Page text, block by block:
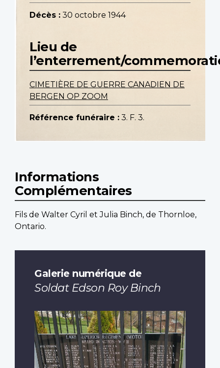
Décès : 30 octobre 1944
Lieu de
l’enterrement/
CIMETIÈRE DE GUERRE CANADIEN DE
BERGEN OP ZOOM
Référence funéraire : 3. F. 3.
Informations
Complémentaires
Fils de Walter Cyril et Julia Binch, de Thornloe,
Ontario.
Galerie numérique de
Soldat Edson Roy Binch